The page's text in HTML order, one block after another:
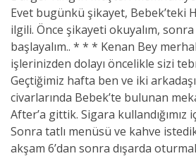
Evet bugünkü şikayet, Bebek’teki
ilgili. Önce şikayeti okuyalım, sonra
başlayalım.. * * * Kenan Bey
işlerinizden dolayı öncelikle sizi
Geçtiğimiz hafta ben ve iki
civarlarında Bebek’te bulunan
After’a gittik. Sigara kullandığımız
Sonra tatlı menüsü ve kahve
akşam 6’dan sonra dışarda